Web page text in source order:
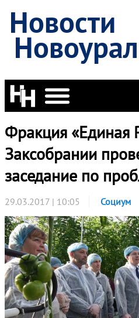
Новости
Фракция «Единая
Заксобрании
заседание по
29.03.2017 | 10:05 Социум